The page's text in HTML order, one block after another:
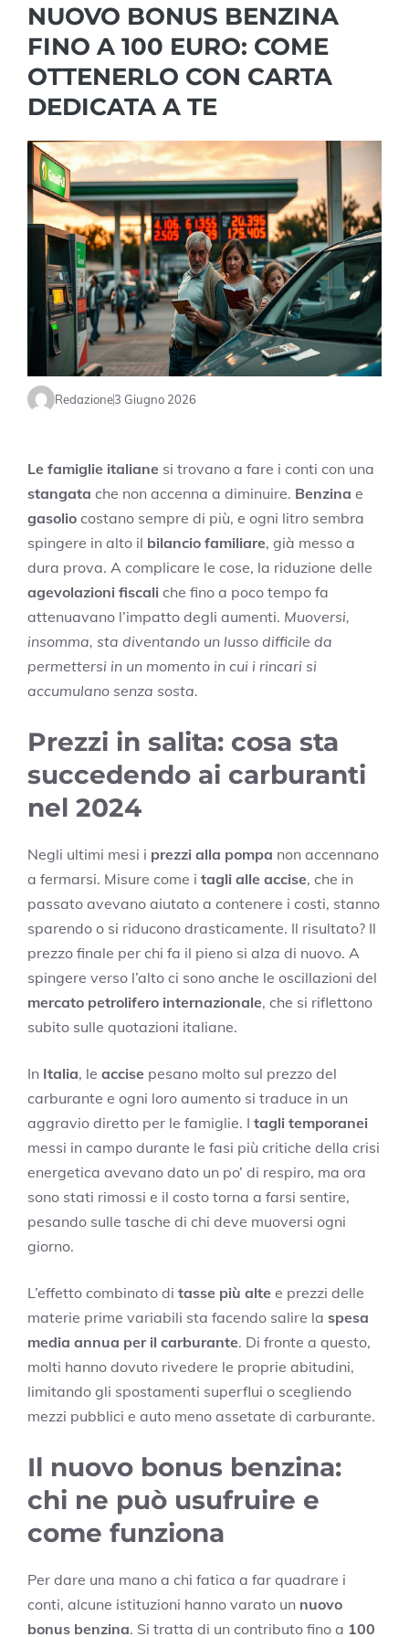
NUOVO BONUS BENZINA
FINO A 100 EURO: COME
OTTENERLO CON CARTA
DEDICATA A TE
Redazione3 Giugno 2026
Le famiglie italiane si trovano a fare i conti con una
stangata che non accenna a diminuire. Benzina e
gasolio costano sempre di più, e ogni litro sembra
spingere in alto il bilancio familiare, già messo a
dura prova. A complicare le cose, la riduzione delle
agevolazioni fiscali che fino a poco tempo fa
attenuavano l’impatto degli aumenti. Muoversi,
insomma, sta diventando un lusso difficile da
permettersi in un momento in cui i rincari si
accumulano senza sosta.
Prezzi in salita: cosa sta
succedendo ai carburanti
nel 2024
Negli ultimi mesi i prezzi alla pompa non accennano
a fermarsi. Misure come i tagli alle accise, che in
passato avevano aiutato a contenere i costi, stanno
sparendo o si riducono drasticamente. Il risultato? Il
prezzo finale per chi fa il pieno si alza di nuovo. A
spingere verso l’alto ci sono anche le oscillazioni del
mercato petrolifero internazionale, che si riflettono
subito sulle quotazioni italiane.
In Italia, le accise pesano molto sul prezzo del
carburante e ogni loro aumento si traduce in un
aggravio diretto per le famiglie. I tagli temporanei
messi in campo durante le fasi più critiche della crisi
energetica avevano dato un po’ di respiro, ma ora
sono stati rimossi e il costo torna a farsi sentire,
pesando sulle tasche di chi deve muoversi ogni
giorno.
L’effetto combinato di tasse più alte e prezzi delle
materie prime variabili sta facendo salire la spesa
media annua per il carburante. Di fronte a questo,
molti hanno dovuto rivedere le proprie abitudini,
limitando gli spostamenti superflui o scegliendo
mezzi pubblici e auto meno assetate di carburante.
Il nuovo bonus benzina:
chi ne può usufruire e
come funziona
Per dare una mano a chi fatica a far quadrare i
conti, alcune istituzioni hanno varato un nuovo
bonus benzina. Si tratta di un contributo fino a 100